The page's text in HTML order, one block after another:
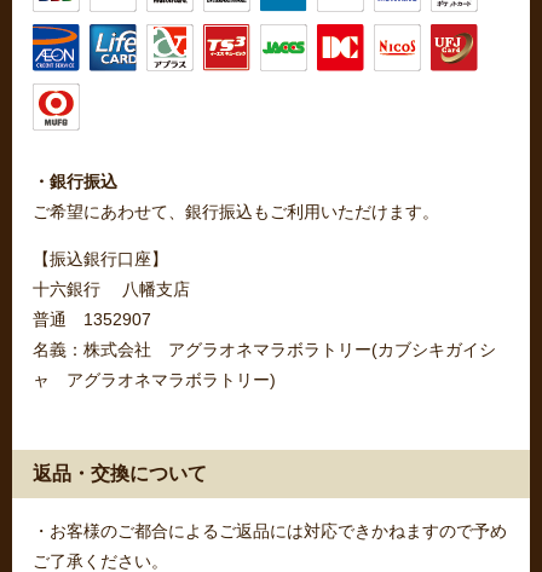
・銀行振込
ご希望にあわせて、銀行振込もご利用いただけます。
【振込銀行口座】
十六銀行 八幡支店
普通 1352907
名義：株式会社 アグラオネマラボラトリー(カブシキガイシ
ャ アグラオネマラボラトリー)
返品・交換について
・お客様のご都合によるご返品には対応できかねますので予め
ご了承ください。